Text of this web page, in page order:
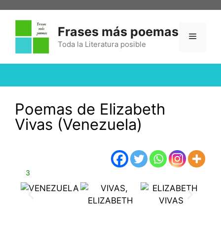
Frases más poemas
Toda la Literatura posible
Poemas de Elizabeth
Vivas (Venezuela)
3